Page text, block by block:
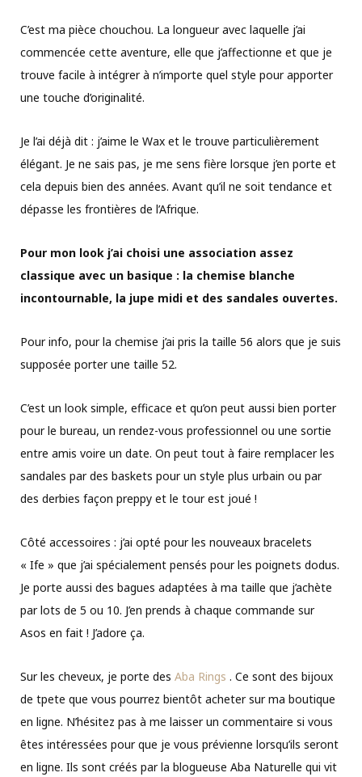
C’est ma pièce chouchou. La longueur avec laquelle j’ai
commencée cette aventure, elle que j’affectionne et que je
trouve facile à intégrer à n’importe quel style pour apporter
une touche d’originalité.
Je l’ai déjà dit : j’aime le Wax et le trouve particulièrement
élégant. Je ne sais pas, je me sens fière lorsque j’en porte et
cela depuis bien des années. Avant qu’il ne soit tendance et
dépasse les frontières de l’Afrique.
Pour mon look j’ai choisi une association assez
classique avec un basique : la chemise blanche
incontournable, la jupe midi et des sandales ouvertes.
Pour info, pour la chemise j’ai pris la taille 56 alors que je suis
supposée porter une taille 52.
C’est un look simple, efficace et qu’on peut aussi bien porter
pour le bureau, un rendez-vous professionnel ou une sortie
entre amis voire un date. On peut tout à faire remplacer les
sandales par des baskets pour un style plus urbain ou par
des derbies façon preppy et le tour est joué !
Côté accessoires : j’ai opté pour les nouveaux bracelets
« Ife » que j’ai spécialement pensés pour les poignets dodus.
Je porte aussi des bagues adaptées à ma taille que j’achète
par lots de 5 ou 10. J’en prends à chaque commande sur
Asos en fait ! J’adore ça.
Sur les cheveux, je porte des Aba Rings . Ce sont des bijoux
de tpete que vous pourrez bientôt acheter sur ma boutique
en ligne. N’hésitez pas à me laisser un commentaire si vous
êtes intéressées pour que je vous prévienne lorsqu’ils seront
en ligne. Ils sont créés par la blogueuse Aba Naturelle qui vit